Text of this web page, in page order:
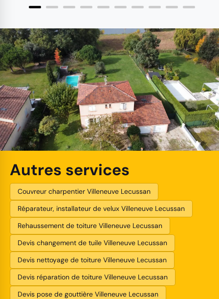
Autres services
Couvreur charpentier Villeneuve Lecussan
Réparateur, installateur de velux Villeneuve Lecussan
Rehaussement de toiture Villeneuve Lecussan
Devis changement de tuile Villeneuve Lecussan
Devis nettoyage de toiture Villeneuve Lecussan
Devis réparation de toiture Villeneuve Lecussan
Devis pose de gouttière Villeneuve Lecussan